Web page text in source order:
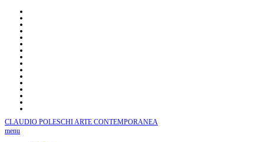
CLAUDIO POLESCHIARTE CONTEMPORANEA
menu